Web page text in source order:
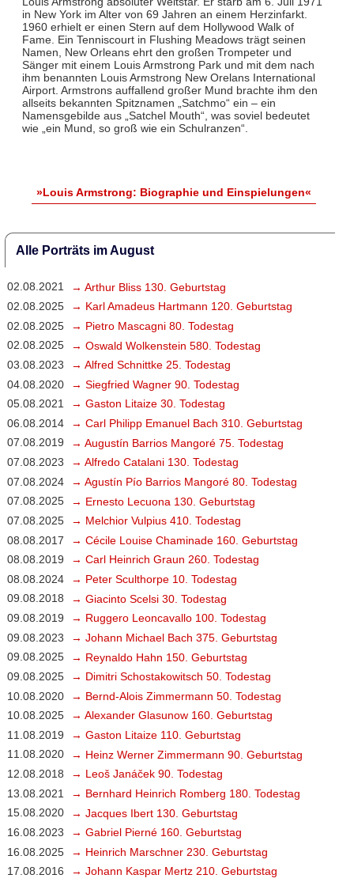
in New York im Alter von 69 Jahren an einem Herzinfarkt.
1960 erhielt er einen Stern auf dem Hollywood Walk of
Fame. Ein Tenniscourt in Flushing Meadows trägt seinen
Namen, New Orleans ehrt den großen Trompeter und
Sänger mit einem Louis Armstrong Park und mit dem nach
ihm benannten Louis Armstrong New Orelans International
Airport. Armstrons auffallend großer Mund brachte ihm den
allseits bekannten Spitznamen „Satchmo“ ein – ein
Namensgebilde aus „Satchel Mouth“, was soviel bedeutet
wie „ein Mund, so groß wie ein Schulranzen“.
»Louis Armstrong: Biographie und Einspielungen«
Alle Porträts im August
02.08.2021
→ Arthur Bliss 130. Geburtstag
02.08.2025
→ Karl Amadeus Hartmann 120. Geburtstag
02.08.2025
→ Pietro Mascagni 80. Todestag
02.08.2025
→ Oswald Wolkenstein 580. Todestag
03.08.2023
→ Alfred Schnittke 25. Todestag
04.08.2020
→ Siegfried Wagner 90. Todestag
05.08.2021
→ Gaston Litaize 30. Todestag
06.08.2014
→ Carl Philipp Emanuel Bach 310. Geburtstag
07.08.2019
→ Augustín Barrios Mangoré 75. Todestag
07.08.2023
→ Alfredo Catalani 130. Todestag
07.08.2024
→ Agustín Pío Barrios Mangoré 80. Todestag
07.08.2025
→ Ernesto Lecuona 130. Geburtstag
07.08.2025
→ Melchior Vulpius 410. Todestag
08.08.2017
→ Cécile Louise Chaminade 160. Geburtstag
08.08.2019
→ Carl Heinrich Graun 260. Todestag
08.08.2024
→ Peter Sculthorpe 10. Todestag
09.08.2018
→ Giacinto Scelsi 30. Todestag
09.08.2019
→ Ruggero Leoncavallo 100. Todestag
09.08.2023
→ Johann Michael Bach 375. Geburtstag
09.08.2025
→ Reynaldo Hahn 150. Geburtstag
09.08.2025
→ Dimitri Schostakowitsch 50. Todestag
10.08.2020
→ Bernd-Alois Zimmermann 50. Todestag
10.08.2025
→ Alexander Glasunow 160. Geburtstag
11.08.2019
→ Gaston Litaize 110. Geburtstag
11.08.2020
→ Heinz Werner Zimmermann 90. Geburtstag
12.08.2018
→ Leoš Janáček 90. Todestag
13.08.2021
→ Bernhard Heinrich Romberg 180. Todestag
15.08.2020
→ Jacques Ibert 130. Geburtstag
16.08.2023
→ Gabriel Pierné 160. Geburtstag
16.08.2025
→ Heinrich Marschner 230. Geburtstag
17.08.2016
→ Johann Kaspar Mertz 210. Geburtstag